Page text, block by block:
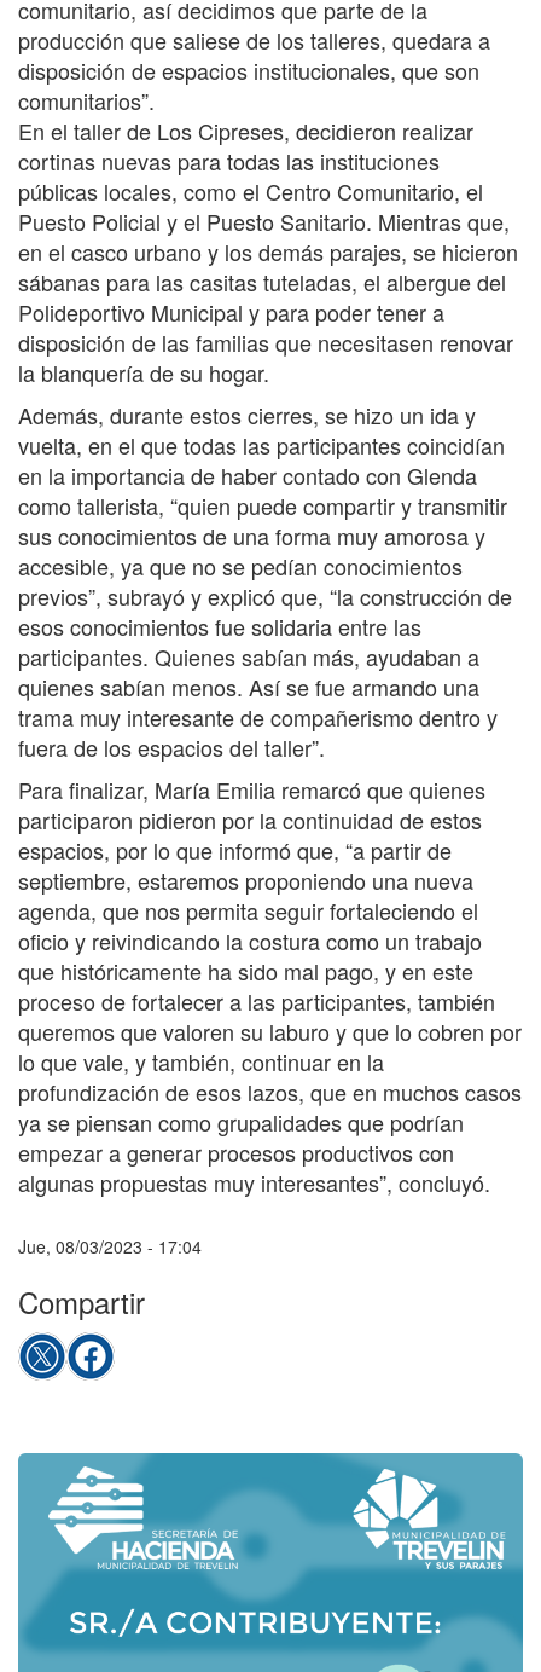
comunitario, así decidimos que parte de la
producción que saliese de los talleres, quedara a
disposición de espacios institucionales, que son
comunitarios”.
En el taller de Los Cipreses, decidieron realizar
cortinas nuevas para todas las instituciones
públicas locales, como el Centro Comunitario, el
Puesto Policial y el Puesto Sanitario. Mientras que,
en el casco urbano y los demás parajes, se hicieron
sábanas para las casitas tuteladas, el albergue del
Polideportivo Municipal y para poder tener a
disposición de las familias que necesitasen renovar
la blanquería de su hogar.
Además, durante estos cierres, se hizo un ida y
vuelta, en el que todas las participantes coincidían
en la importancia de haber contado con Glenda
como tallerista, “quien puede compartir y transmitir
sus conocimientos de una forma muy amorosa y
accesible, ya que no se pedían conocimientos
previos”, subrayó y explicó que, “la construcción de
esos conocimientos fue solidaria entre las
participantes. Quienes sabían más, ayudaban a
quienes sabían menos. Así se fue armando una
trama muy interesante de compañerismo dentro y
fuera de los espacios del taller”.
Para finalizar, María Emilia remarcó que quienes
participaron pidieron por la continuidad de estos
espacios, por lo que informó que, “a partir de
septiembre, estaremos proponiendo una nueva
agenda, que nos permita seguir fortaleciendo el
oficio y reivindicando la costura como un trabajo
que históricamente ha sido mal pago, y en este
proceso de fortalecer a las participantes, también
queremos que valoren su laburo y que lo cobren por
lo que vale, y también, continuar en la
profundización de esos lazos, que en muchos casos
ya se piensan como grupalidades que podrían
empezar a generar procesos productivos con
algunas propuestas muy interesantes”, concluyó.
Jue, 08/03/2023 - 17:04
Compartir